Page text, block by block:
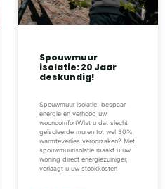
Spouwmuur
isolatie: 20 Jaar
deskundig!
Spouwmuur isolatie: bespaar
energie en verhoog uw
wooncomfortWist u dat slecht
geïsoleerde muren tot wel 30%
warmteverlies veroorzaken? Met
spouwmuurisolatie maakt u uw
woning direct energiezuiniger,
verlaagt u uw stookkosten